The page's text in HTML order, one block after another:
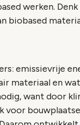
werken.
emissievrije
materiaal en
want door
voor